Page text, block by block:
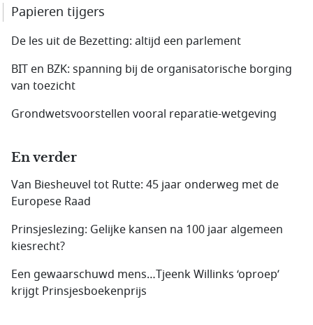
Papieren tijgers
De les uit de Bezetting: altijd een parlement
BIT en BZK: spanning bij de organisatorische borging
van toezicht
Grondwetsvoorstellen vooral reparatie-wetgeving
En verder
Van Biesheuvel tot Rutte: 45 jaar onderweg met de
Europese Raad
Prinsjeslezing: Gelijke kansen na 100 jaar algemeen
kiesrecht?
Een gewaarschuwd mens…Tjeenk Willinks ‘oproep’
krijgt Prinsjesboekenprijs